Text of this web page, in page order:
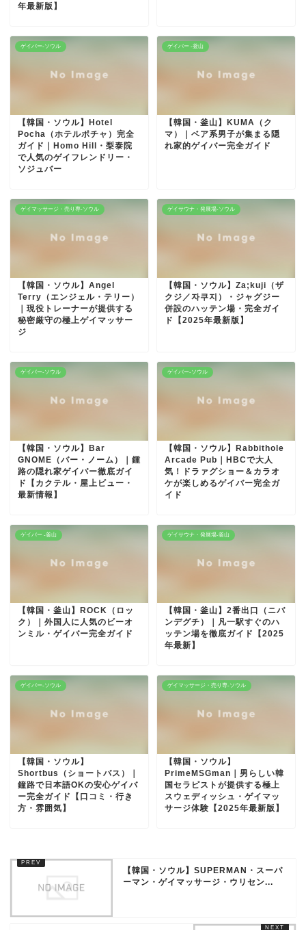
年最新版】
ゲイバー-ソウル
【韓国・ソウル】Hotel
Pocha（ホテルポチャ）完全
ガイド｜Homo Hill・梨泰院
で人気のゲイフレンドリー・
ソジュバー
ゲイバー -釜山
【韓国・釜山】KUMA（ク
マ）｜ベア系男子が集まる隠
れ家的ゲイバー完全ガイド
ゲイマッサージ・売り専-ソウル
【韓国・ソウル】Angel
Terry（エンジェル・テリー）
｜現役トレーナーが提供する
秘密厳守の極上ゲイマッサー
ジ
ゲイサウナ・発展場-ソウル
【韓国・ソウル】Za;kuji（ザ
クジ／자쿠지）・ジャグジー
併設のハッテン場・完全ガイ
ド【2025年最新版】
ゲイバー-ソウル
【韓国・ソウル】Bar
GNOME（バー・ノーム）｜鍾
路の隠れ家ゲイバー徹底ガイ
ド【カクテル・屋上ビュー・
最新情報】
ゲイバー-ソウル
【韓国・ソウル】Rabbithole
Arcade Pub｜HBCで大人
気！ドラァグショー＆カラオ
ケが楽しめるゲイバー完全ガ
イド
ゲイバー -釜山
【韓国・釜山】ROCK（ロッ
ク）｜外国人に人気のビーオ
ンミル・ゲイバー完全ガイド
ゲイサウナ・発展場-釜山
【韓国・釜山】2番出口（ニバ
ンデグチ）｜凡一駅すぐのハ
ッテン場を徹底ガイド【2025
年最新】
ゲイバー-ソウル
【韓国・ソウル】
Shortbus（ショートバス）｜
鐘路で日本語OKの安心ゲイバ
ー完全ガイド【口コミ・行き
方・雰囲気】
ゲイマッサージ・売り専-ソウル
【韓国・ソウル】
PrimeMSGman｜男らしい韓
国セラピストが提供する極上
スウェディッシュ・ゲイマッ
サージ体験【2025年最新版】
【韓国・ソウル】SUPERMAN・スーパ
ーマン・ゲイマッサージ・ウリセン...